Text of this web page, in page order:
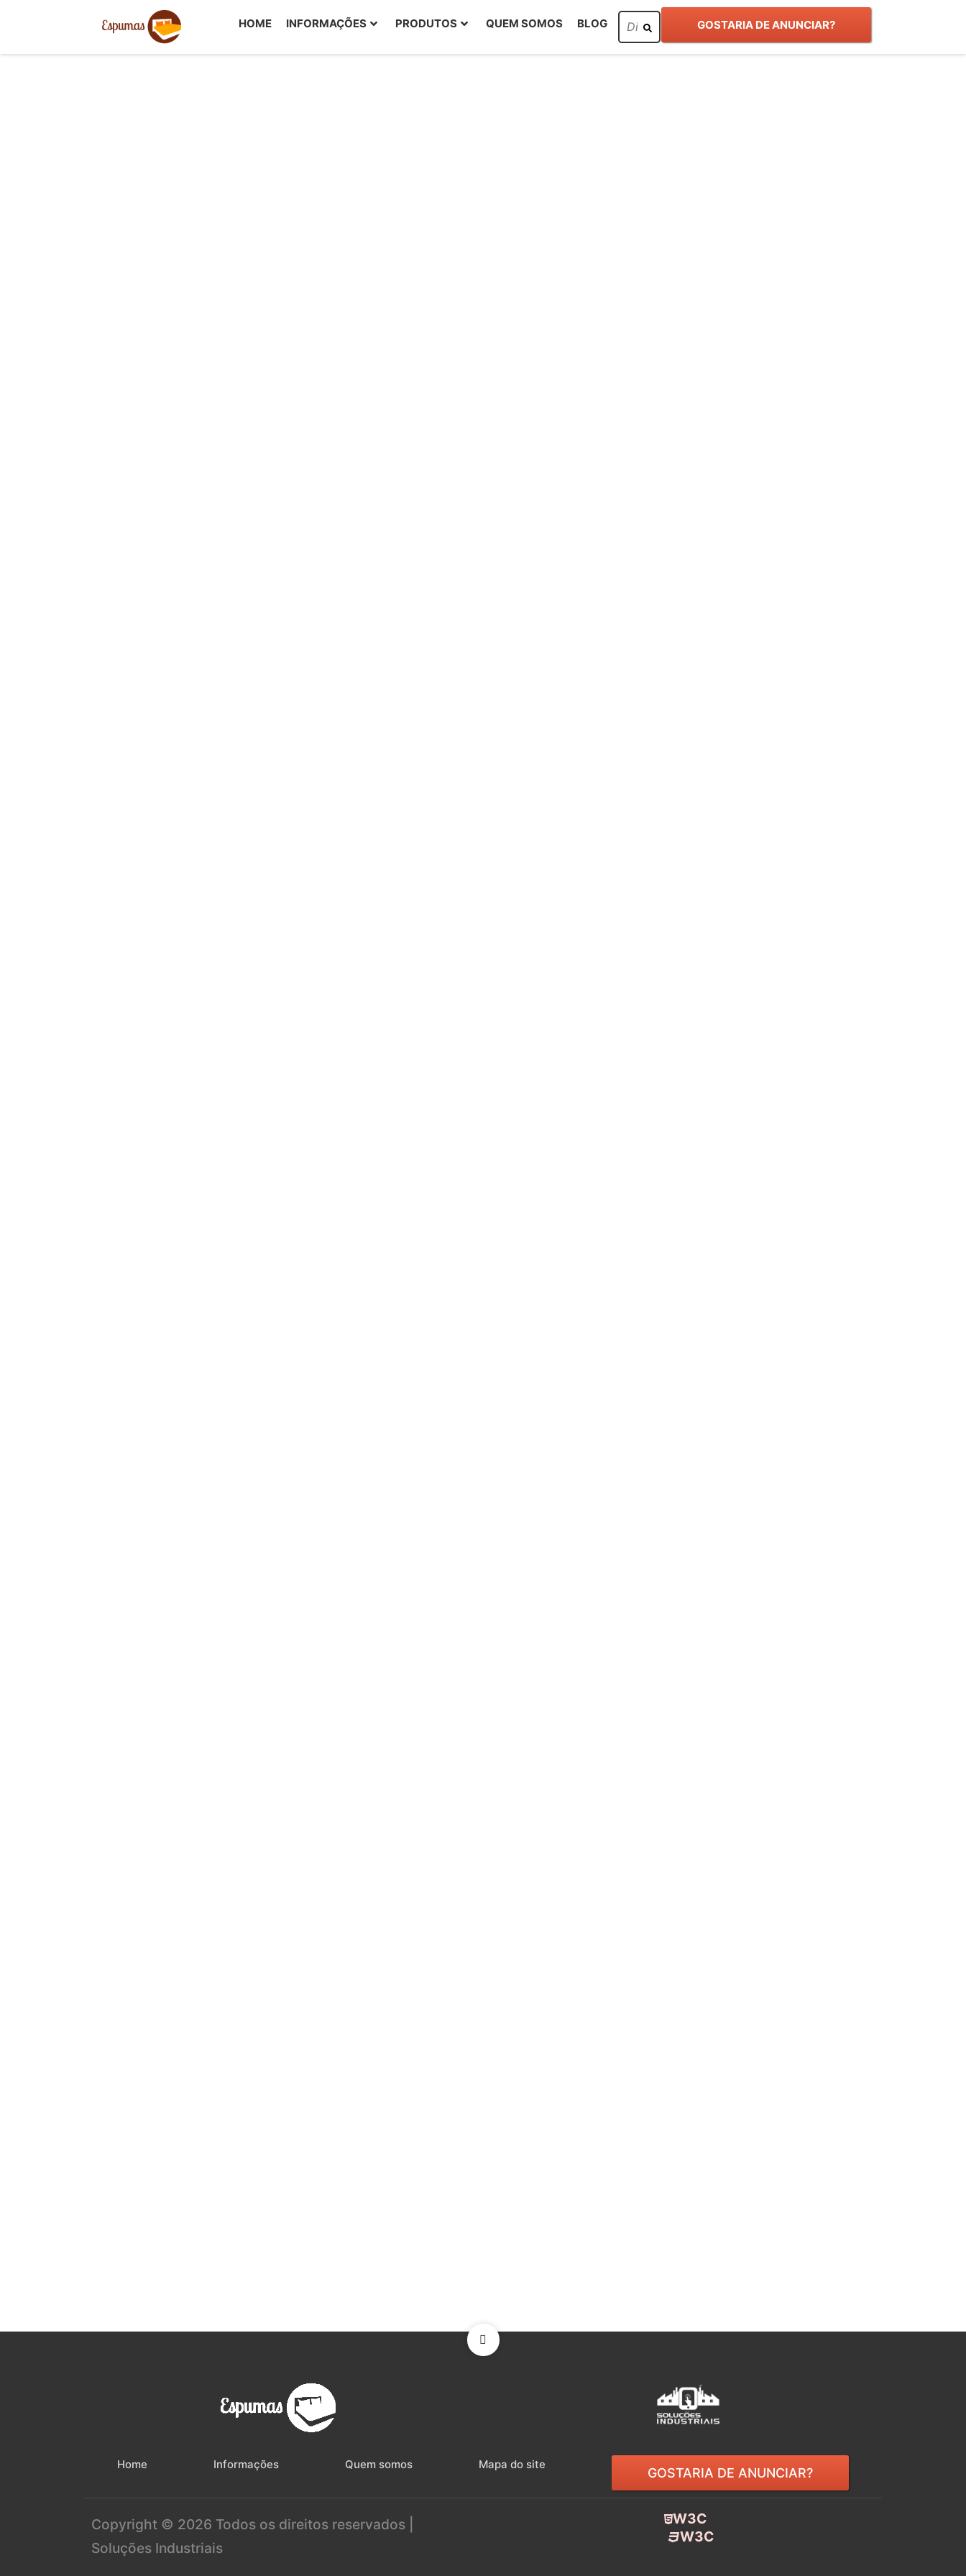
HOME INFORMAÇÕES PRODUTOS QUEM SOMOS BLOG GOSTARIA DE ANUNCIAR?
Home Informações Quem somos Mapa do site
GOSTARIA DE ANUNCIAR?
Copyright © 2026 Todos os direitos reservados |
Soluções Industriais
W3C
W3C